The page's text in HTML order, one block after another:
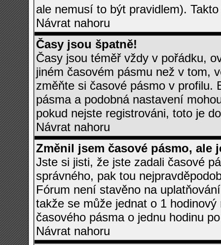
ale nemusí to být pravidlem).
Návrat nahoru
Časy jsou špatně!
Časy jsou téměř vždy v pořádku,
jiném časovém pásmu než v tom,
změňte si časové pásmo v profilu.
pásma a podobná nastavení
pokud nejste registrováni, toto je
Návrat nahoru
Změnil jsem časové pásmo, ale
Jste si jisti, že jste zadali časové
správného, pak tou
Fórum není stavěno na
takže se může jednat o 1
časového pásma o jednu hodinu
Návrat nahoru